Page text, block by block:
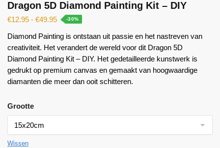
Dragon 5D Diamond Painting Kit – DIY
€12.95 - €49.95 -30%
Diamond Painting is ontstaan ​​uit passie en het nastreven van
creativiteit. Het verandert de wereld voor dit Dragon 5D
Diamond Painting Kit – DIY. Het gedetailleerde kunstwerk is
gedrukt op premium canvas en gemaakt van hoogwaardige
diamanten die meer dan ooit schitteren.
Grootte
Wissen